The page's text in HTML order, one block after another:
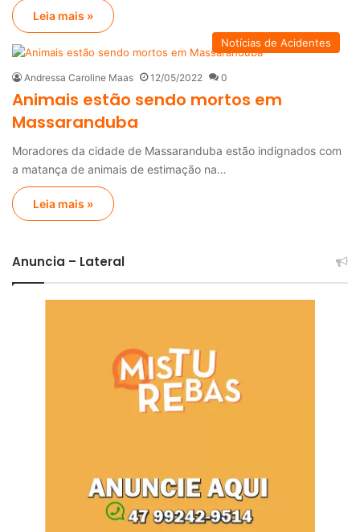
Leia mais »
Notícias de Acidentes
Andressa Caroline Maas 12/05/2022 0
Animais estão sendo mortos em
Massaranduba
Moradores da cidade de Massaranduba estão indignados com
a matança de animais de estimação na…
Leia mais »
Anuncia – Lateral